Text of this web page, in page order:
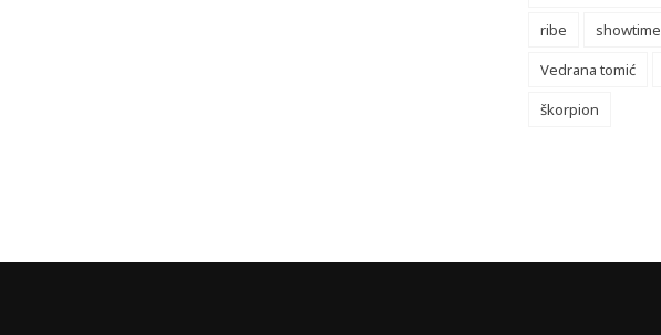
ribe
showtime
Vedrana tomić
škorpion